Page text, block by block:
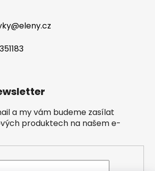
@eleny.cz
a my vám budeme zasílat
produktech na našem e-